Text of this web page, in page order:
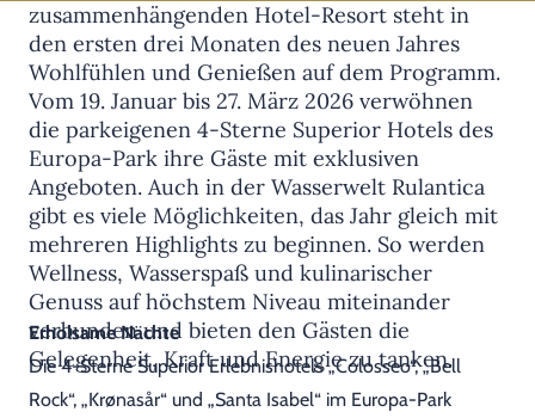
zusammenhängenden Hotel-Resort steht in
den ersten drei Monaten des neuen Jahres
Wohlfühlen und Genießen auf dem Programm.
Vom 19. Januar bis 27. März 2026 verwöhnen
die parkeigenen 4-Sterne Superior Hotels des
Europa-Park ihre Gäste mit exklusiven
Angeboten. Auch in der Wasserwelt Rulantica
gibt es viele Möglichkeiten, das Jahr gleich mit
mehreren Highlights zu beginnen. So werden
Wellness, Wasserspaß und kulinarischer
Genuss auf höchstem Niveau miteinander
verbunden und bieten den Gästen die
Gelegenheit, Kraft und Energie zu tanken.
Erholsame Nächte
Die 4-Sterne Superior Erlebnishotels „Colosseo“, „Bell
Rock“, „Krønasår“ und „Santa Isabel“ im Europa-Park